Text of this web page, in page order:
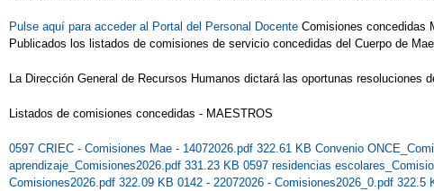
Pulse aquí para acceder al Portal del Personal Docente Comisiones concedidas
Publicados los listados de comisiones de servicio concedidas del Cuerpo de
La Dirección General de Recursos Humanos dictará las oportunas
Listados de comisiones concedidas - MAESTROS
0597 CRIEC - Comisiones Mae - 14072026.pdf 322.61 KB Convenio
aprendizaje_Comisiones2026.pdf 331.23 KB 0597 residencias
Comisiones2026.pdf 322.09 KB 0142 - 22072026 - Comisiones2026_0.pdf 322.5